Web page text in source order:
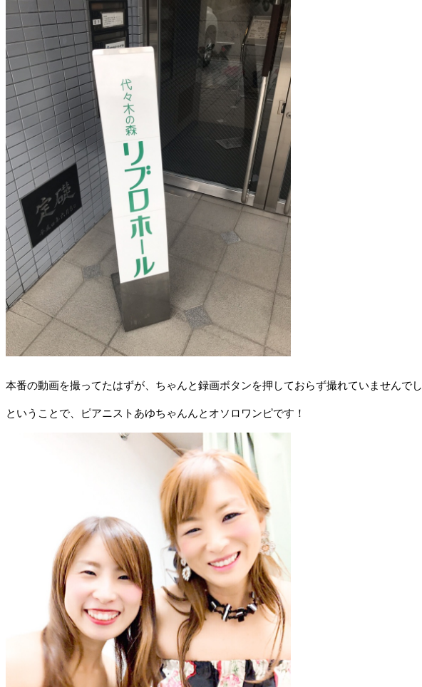
本番の動画を撮ってたはずが、ちゃんと録画ボタンを押しておらず撮れていませんで
ということで、ピアニストあゆちゃんんとオソロワンピです！